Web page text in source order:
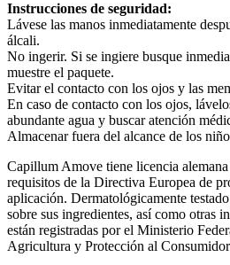
Instrucciones de seguridad:
Lávese las manos inmediatamente
álcali.
No ingerir. Si se ingiere busque
muestre el paquete.
Evitar el contacto con los ojos y las
En caso de contacto con los ojos,
abundante agua y buscar atención
Almacenar fuera del alcance de los
Capillum Amove tiene licencia
requisitos de la Directiva Europea de
aplicación. Dermatológicamente
sobre sus ingredientes, así como otras
están registradas por el Ministerio
Agricultura y Protección al